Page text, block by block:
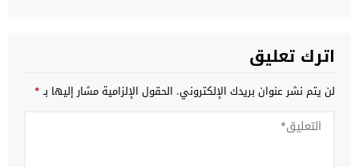
اترك تعليق
لن يتم نشر عنوان بريدك الإلكتروني. الحقول الإلزامية مشار إليها بـ*